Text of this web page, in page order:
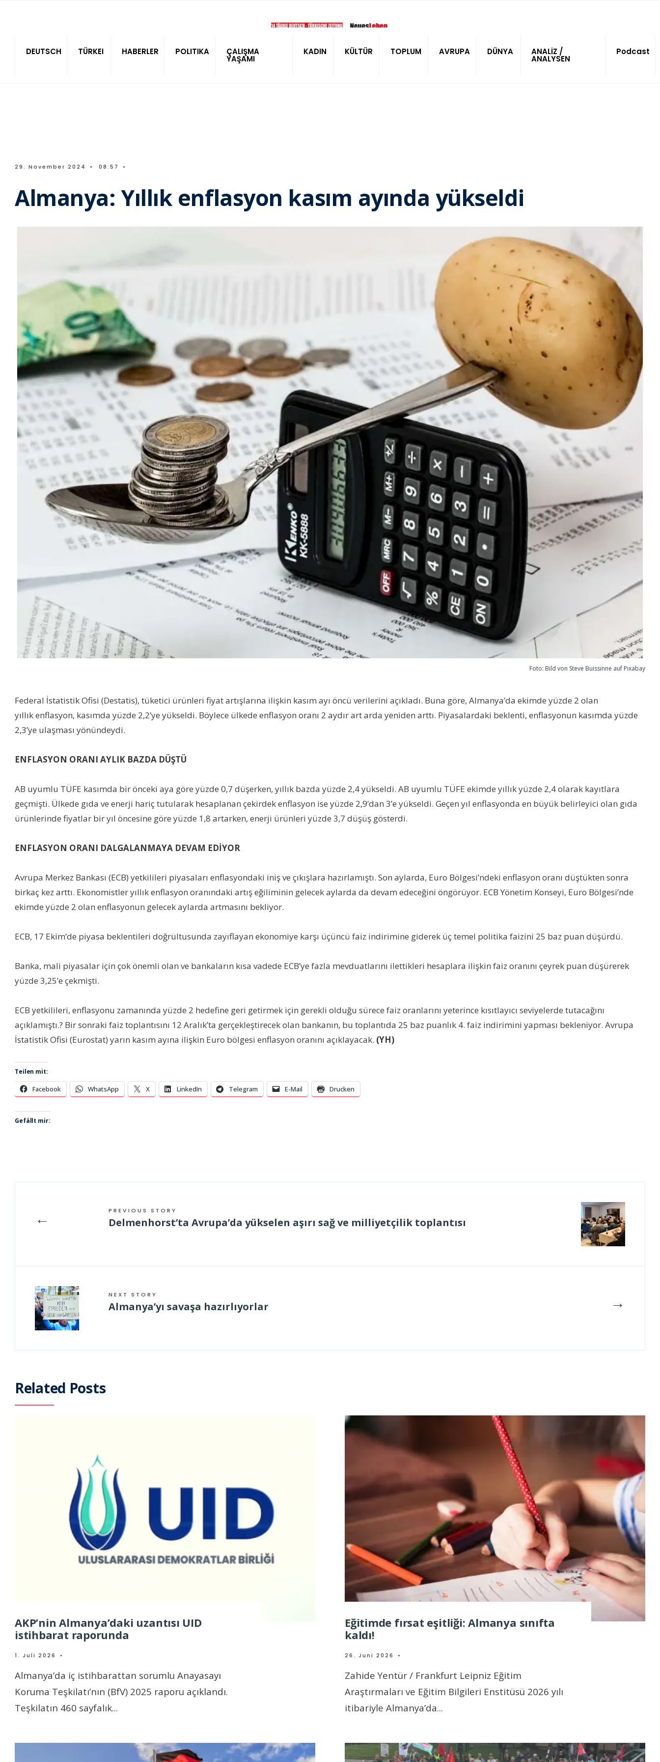
DEUTSCH TÜRKEI HABERLER POLITIKA ÇALIŞMA
YAŞAMI
KADIN KÜLTÜR TOPLUM AVRUPA DÜNYA ANALİZ /
ANALYSEN
Podcast
29. November 2024 • 08:57 •
Almanya: Yıllık enflasyon kasım ayında yükseldi
Foto: Bild von Steve Buissinne auf Pixabay
Federal İstatistik Ofisi (Destatis), tüketici ürünleri fiyat artışlarına ilişkin kasım ayı öncü verilerini açıkladı. Buna göre, Almanya’da ekimde yüzde 2 olan
yıllık enflasyon, kasımda yüzde 2,2’ye yükseldi. Böylece ülkede enflasyon oranı 2 aydır art arda yeniden arttı. Piyasalardaki beklenti, enflasyonun kasımda yüzde
2,3’ye ulaşması yönündeydi.
ENFLASYON ORANI AYLIK BAZDA DÜŞTÜ
AB uyumlu TÜFE kasımda bir önceki aya göre yüzde 0,7 düşerken, yıllık bazda yüzde 2,4 yükseldi. AB uyumlu TÜFE ekimde yıllık yüzde 2,4 olarak kayıtlara
geçmişti. Ülkede gıda ve enerji hariç tutularak hesaplanan çekirdek enflasyon ise yüzde 2,9’dan 3’e yükseldi. Geçen yıl enflasyonda en büyük belirleyici olan gıda
ürünlerinde fiyatlar bir yıl öncesine göre yüzde 1,8 artarken, enerji ürünleri yüzde 3,7 düşüş gösterdi.
ENFLASYON ORANI DALGALANMAYA DEVAM EDİYOR
Avrupa Merkez Bankası (ECB) yetkilileri piyasaları enflasyondaki iniş ve çıkışlara hazırlamıştı. Son aylarda, Euro Bölgesi’ndeki enflasyon oranı düştükten sonra
birkaç kez arttı. Ekonomistler yıllık enflasyon oranındaki artış eğiliminin gelecek aylarda da devam edeceğini öngörüyor. ECB Yönetim Konseyi, Euro Bölgesi’nde
ekimde yüzde 2 olan enflasyonun gelecek aylarda artmasını bekliyor.
ECB, 17 Ekim’de piyasa beklentileri doğrultusunda zayıflayan ekonomiye karşı üçüncü faiz indirimine giderek üç temel politika faizini 25 baz puan düşürdü.
Banka, mali piyasalar için çok önemli olan ve bankaların kısa vadede ECB’ye fazla mevduatlarını ilettikleri hesaplara ilişkin faiz oranını çeyrek puan düşürerek
yüzde 3,25’e çekmişti.
ECB yetkilileri, enflasyonu zamanında yüzde 2 hedefine geri getirmek için gerekli olduğu sürece faiz oranlarını yeterince kısıtlayıcı seviyelerde tutacağını
açıklamıştı.? Bir sonraki faiz toplantısını 12 Aralık’ta gerçekleştirecek olan bankanın, bu toplantıda 25 baz puanlık 4. faiz indirimini yapması bekleniyor. Avrupa
İstatistik Ofisi (Eurostat) yarın kasım ayına ilişkin Euro bölgesi enflasyon oranını açıklayacak. (YH)
Teilen mit:
Facebook WhatsApp X LinkedIn Telegram E-Mail Drucken
Gefällt mir:
← PREVIOUS STORY
Delmenhorst’ta Avrupa’da yükselen aşırı sağ ve milliyetçilik toplantısı
→
NEXT STORY
Almanya’yı savaşa hazırlıyorlar
Related Posts
AKP’nin Almanya’daki uzantısı UID
istihbarat raporunda
1. Juli 2026 •
Almanya’da iç istihbarattan sorumlu Anayasayı
Koruma Teşkilatı’nın (BfV) 2025 raporu açıklandı.
Teşkilatın 460 sayfalık...
Eğitimde fırsat eşitliği: Almanya sınıfta
kaldı!
26. Juni 2026 •
Zahide Yentür / Frankfurt Leipniz Eğitim
Araştırmaları ve Eğitim Bilgileri Enstitüsü 2026 yılı
itibariyle Almanya’da...